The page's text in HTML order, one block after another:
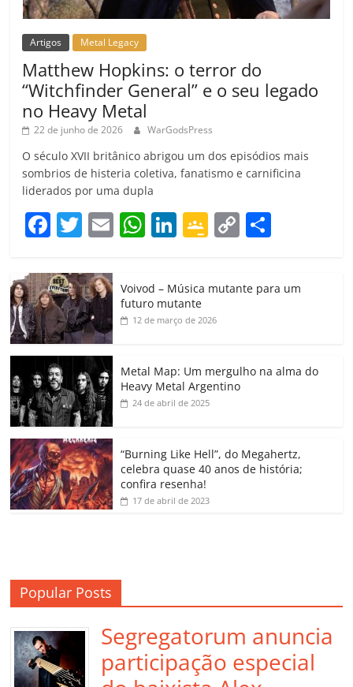
Artigos Metal Legacy
Matthew Hopkins: o terror do
“Witchfinder General” e o seu legado
no Heavy Metal
22 de junho de 2026 WarGodsPress
O século XVII britânico abrigou um dos episódios mais
sombrios de histeria coletiva, fanatismo e carnificina
liderados por uma dupla
F
c
e
b
o
o
k
T
itt
er
E
ai
W
at
s
A
p
Li
k
e
dI
G
gl
e
a
ss
o
m
C
y
k
p
h
Voivod – Música mutante para um
futuro mutante
12 de março de 2026
Metal Map: Um mergulho na alma do
Heavy Metal Argentino
24 de abril de 2025
“Burning Like Hell”, do Megahertz,
celebra quase 40 anos de história;
confira resenha!
17 de abril de 2023
Popular Posts
Segregatorum anuncia
participação especial